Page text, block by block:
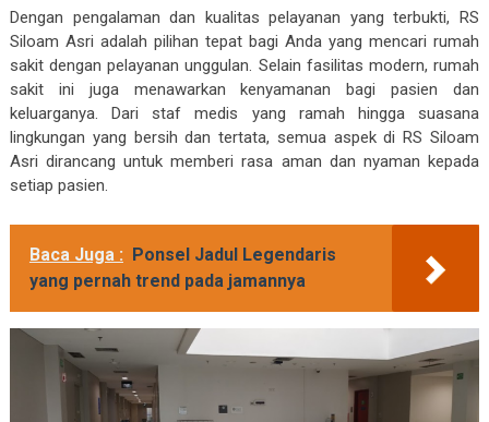
Dengan pengalaman dan kualitas pelayanan yang terbukti, RS
Siloam Asri adalah pilihan tepat bagi Anda yang mencari rumah
sakit dengan pelayanan unggulan. Selain fasilitas modern, rumah
sakit ini juga menawarkan kenyamanan bagi pasien dan
keluarganya. Dari staf medis yang ramah hingga suasana
lingkungan yang bersih dan tertata, semua aspek di RS Siloam
Asri dirancang untuk memberi rasa aman dan nyaman kepada
setiap pasien.
Baca Juga : Ponsel Jadul Legendaris
yang pernah trend pada jamannya